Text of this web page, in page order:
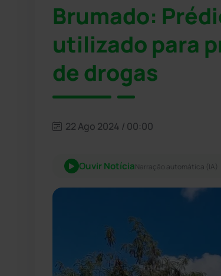
Brumado:
utilizado para
de drogas
22 Ago 2024 / 00:00
Ouvir NotíciaNarração automática (IA)